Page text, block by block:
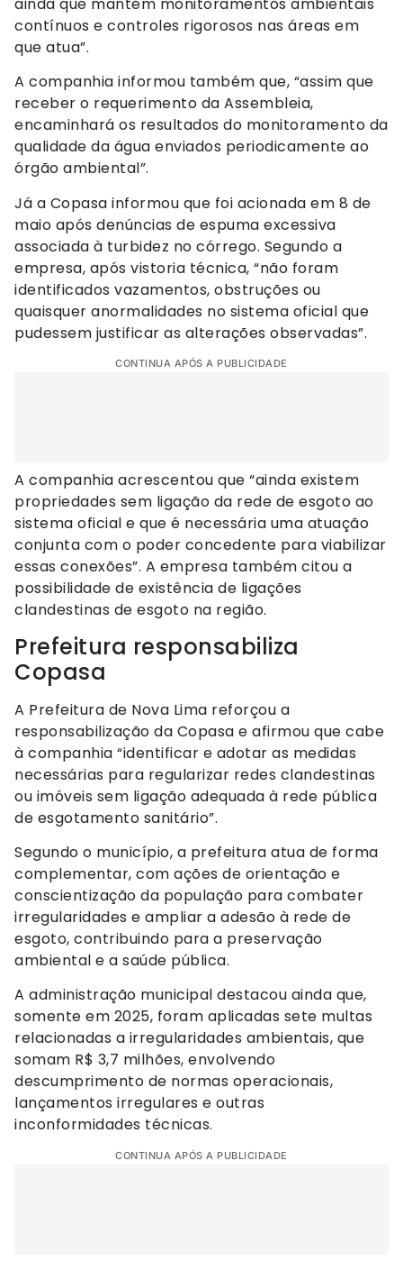
contínuos e controles rigorosos nas áreas em
que atua”.
A companhia informou também que, “assim que
receber o requerimento da Assembleia,
encaminhará os resultados do monitoramento da
qualidade da água enviados periodicamente ao
órgão ambiental”.
Já a Copasa informou que foi acionada em 8 de
maio após denúncias de espuma excessiva
associada à turbidez no córrego. Segundo a
empresa, após vistoria técnica, “não foram
identificados vazamentos, obstruções ou
quaisquer anormalidades no sistema oficial que
pudessem justificar as alterações observadas”.
CONTINUA APÓS A PUBLICIDADE
A companhia acrescentou que “ainda existem
propriedades sem ligação da rede de esgoto ao
sistema oficial e que é necessária uma atuação
conjunta com o poder concedente para viabilizar
essas conexões”. A empresa também citou a
possibilidade de existência de ligações
clandestinas de esgoto na região.
Prefeitura responsabiliza
Copasa
A Prefeitura de Nova Lima reforçou a
responsabilização da Copasa e afirmou que cabe
à companhia “identificar e adotar as medidas
necessárias para regularizar redes clandestinas
ou imóveis sem ligação adequada à rede pública
de esgotamento sanitário”.
Segundo o município, a prefeitura atua de forma
complementar, com ações de orientação e
conscientização da população para combater
irregularidades e ampliar a adesão à rede de
esgoto, contribuindo para a preservação
ambiental e a saúde pública.
A administração municipal destacou ainda que,
somente em 2025, foram aplicadas sete multas
relacionadas a irregularidades ambientais, que
somam R$ 3,7 milhões, envolvendo
descumprimento de normas operacionais,
lançamentos irregulares e outras
inconformidades técnicas.
CONTINUA APÓS A PUBLICIDADE